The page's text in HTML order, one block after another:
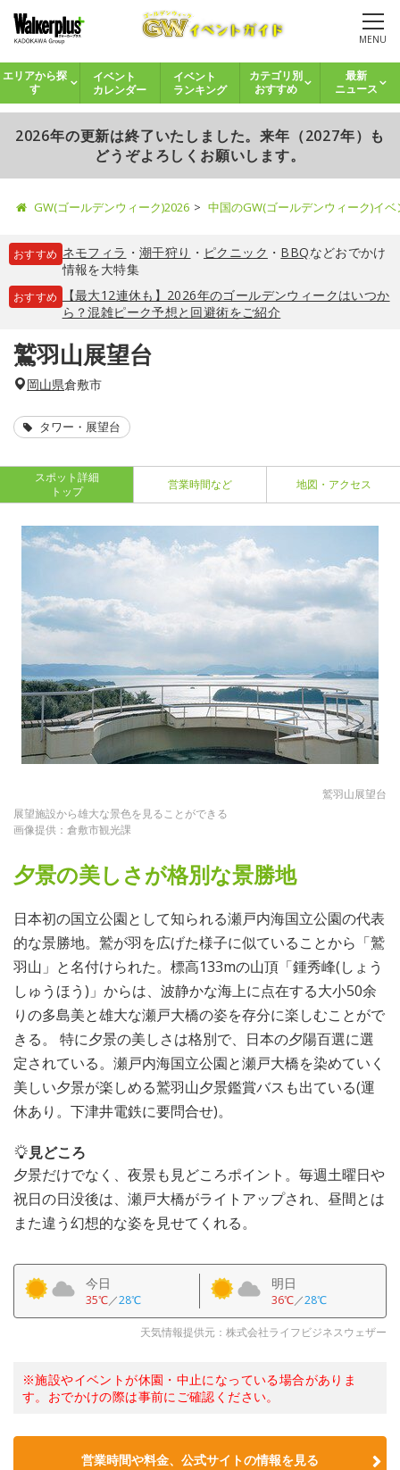
MENU
エリアから探
す
イベント
カレンダー
イベント
ランキング
カテゴリ別
おすすめ
最新
ニュース
2026年の更新は終了いたしました。来年（2027年）も
どうぞよろしくお願いします。
GW(ゴールデンウィーク)2026 中国のGW(ゴールデンウィーク)イ
おすすめ ネモフィラ ・ 潮干狩り ・ ピクニック ・ BBQなどおでかけ
情報を大特集
おすすめ
【最大12連休も】2026年のゴールデンウィークはいつか
ら？混雑ピーク予想と回避術をご紹介
鷲羽山展望台
岡山県倉敷市
タワー・展望台
スポット詳細
トップ
営業時間など 地図・アクセス
鷲羽山展望台
展望施設から雄大な景色を見ることができる
画像提供：倉敷市観光課
夕景の美しさが格別な景勝地
日本初の国立公園として知られる瀬戸内海国立公園の代表
的な景勝地。鷲が羽を広げた様子に似ていることから「鷲
羽山」と名付けられた。標高133mの山頂「鍾秀峰(しょう
しゅうほう)」からは、波静かな海上に点在する大小50余
りの多島美と雄大な瀬戸大橋の姿を存分に楽しむことがで
きる。 特に夕景の美しさは格別で、日本の夕陽百選に選
定されている。瀬戸内海国立公園と瀬戸大橋を染めていく
美しい夕景が楽しめる鷲羽山夕景鑑賞バスも出ている(運
休あり。下津井電鉄に要問合せ)。
見どころ
夕景だけでなく、夜景も見どころポイント。毎週土曜日や
祝日の日没後は、瀬戸大橋がライトアップされ、昼間とは
また違う幻想的な姿を見せてくれる。
今日
35℃／28℃
明日
36℃／28℃
天気情報提供元：株式会社ライフビジネスウェザー
※施設やイベントが休園・中止になっている場合がありま
す。おでかけの際は事前にご確認ください。
営業時間や料金、公式サイトの情報を見る